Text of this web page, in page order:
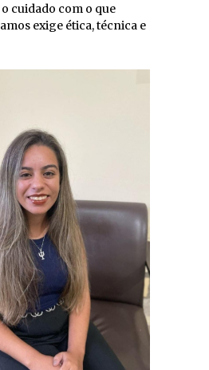
cuidado com o que
exige ética, técnica e